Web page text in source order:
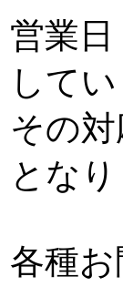
営業
してい
その
となり
各種